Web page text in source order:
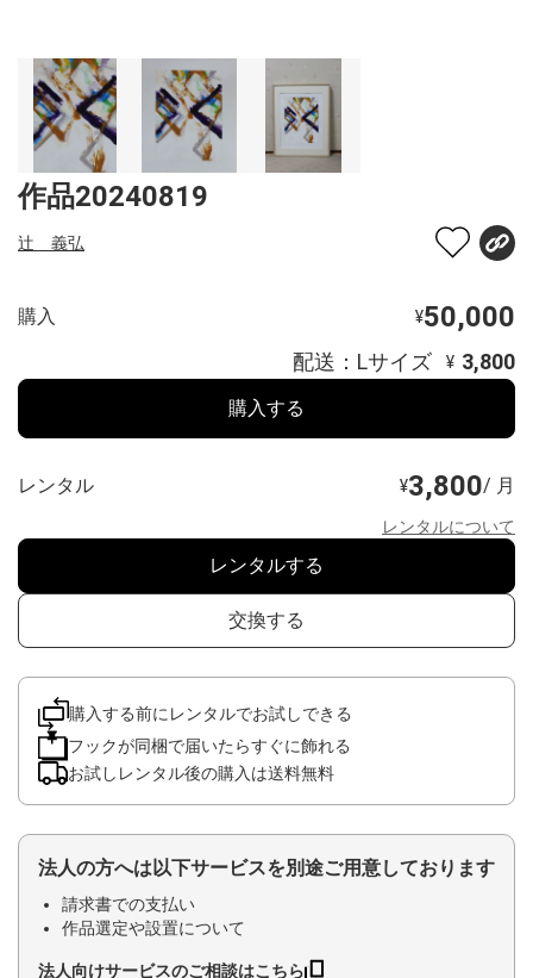
作品20240819
辻 義弘
購入 ¥50,000
配送：Lサイズ ¥ 3,800
購入する
レンタル ¥3,800/ 月
レンタルについて
レンタルする
交換する
購入する前にレンタルでお試しできる
フックが同梱で届いたらすぐに飾れる
お試しレンタル後の購入は送料無料
法人の方へは以下サービスを別途ご用意しております
請求書での支払い
作品選定や設置について
法人向けサービスのご相談はこちら